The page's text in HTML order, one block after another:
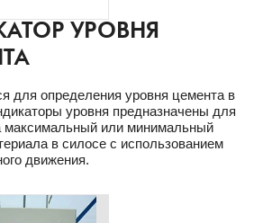
УРОВНЯ
для определения уровня цемента в
уровня предназначены для
максимальный или минимальный
в силосе с использованием
движения.